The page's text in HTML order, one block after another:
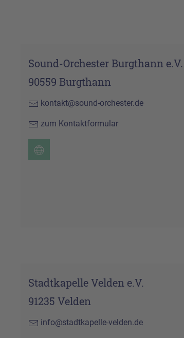
Sound-Orchester Burgthann e.V.
90559 Burgthann
kontakt@sound-orchester.de
zum Kontaktformular
Stadtkapelle Velden e.V.
91235 Velden
info@stadtkapelle-velden.de